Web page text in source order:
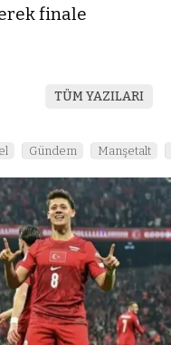
finale
TÜM YAZILARI
Gündem Manşetalt